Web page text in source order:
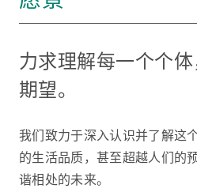
力求理解每一个个
期望。
我们致力于深入认识并了解这
的生活品质，甚至超越人们的
谐相处的未来。